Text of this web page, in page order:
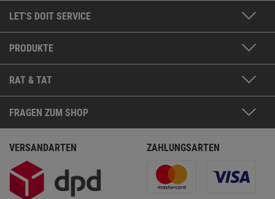
LET'S DOIT SERVICE
PRODUKTE
RAT & TAT
FRAGEN ZUM SHOP
VERSANDARTEN ZAHLUNGSARTEN